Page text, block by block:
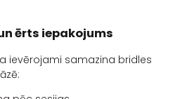
ērts iepakojums
ievērojami samazina bridles